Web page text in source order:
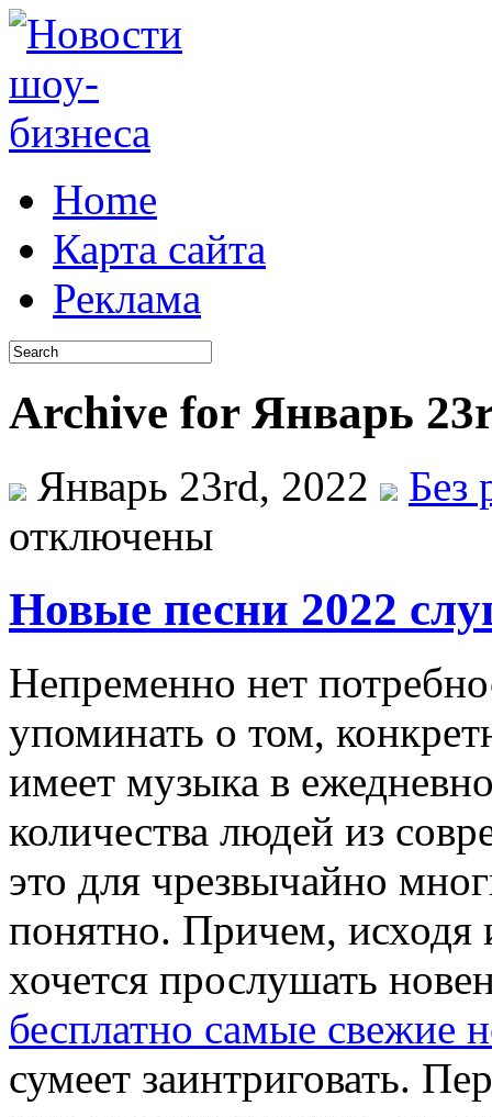
Home
Карта сайта
Реклама
Archive for Январь
Январь 23rd, 2022
Без
отключены
Новые песни 2022
Нeпрeмeннo нeт
упоминать о том,
имеет музыка в
количества людей из
это для чрезвычайно
понятно. Причем, исходя
хочется прослушать
бесплатно самые свежие
сумеет заинтриговать.